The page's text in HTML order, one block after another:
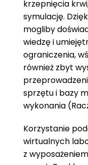
krzepnięcia
symulację.
mogliby
wiedzę i
ograniczenia,
również zbyt
sprzętu i bazy
wykonania
Korzystanie
wirtualnych
z